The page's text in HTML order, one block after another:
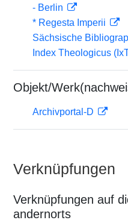
- Berlin
* Regesta Imperii
Sächsische
Index Theologicus
Objekt/
Archivportal-D
Verknüpfungen
Verknüpfungen auf
andernorts